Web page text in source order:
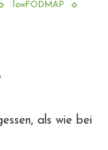
lowFODMAP
als wie bei